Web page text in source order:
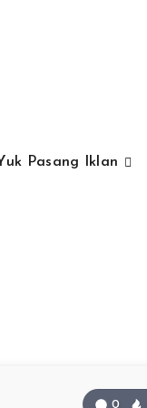
Pasang Iklan
0